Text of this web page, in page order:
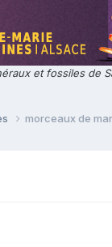
et fossiles de
morceaux de